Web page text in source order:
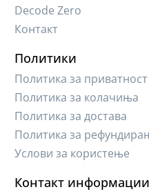
Decode Zero
Контакт
Политики
Политика за приватност
Политика за колачиња
Политика за достава
Политика за
Услови за користење
Контакт информации